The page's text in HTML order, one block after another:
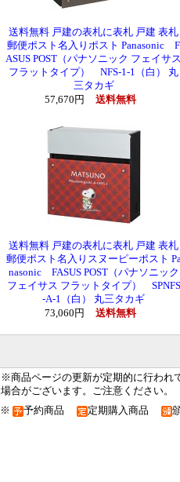
送料無料 戸建の表札に表札 戸建 表札
郵便ポスト名入りポスト Panasonic F
ASUS POST（パナソニック フェイサス
フラットタイプ） NFS-1-1（白） 丸
三タカギ
57,670円
送料無料
送料無料 戸建の表札に表札 戸建 表札
郵便ポスト名入りスヌーピーポスト
nasonic FASUS POST（パナソニック
フェイサス フラットタイプ） SPNFS
-A-1（白） 丸三タカギ
73,060円
送料無料
※商品ページの更新が定期的に行われ
場合がございます。ご注意ください。
※ 予約商品 定期購入商品